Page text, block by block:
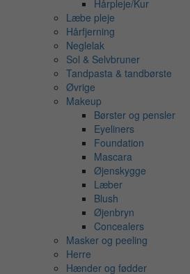
Hårpleje/Kur
Læbe pleje
Hårfjerning
Neglelak
Sol & Selvbruner
Tandpasta & tandbørste
Øvrige
Makeup
Børster og pensler
Eyeliners
Foundation
Mascara
Øjenskygge
Læber
Blush
Øjenbryn
Concealers
Masker og peeling
Herre
Hænder og fødder